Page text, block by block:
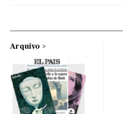
Arquivo